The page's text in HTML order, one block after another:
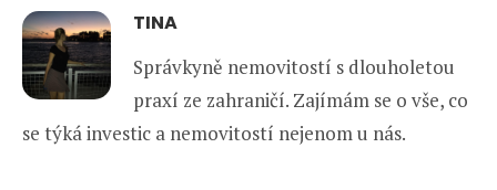
TINA
Správkyně nemovitostí s dlouholetou
praxí ze zahraničí. Zajímám se o vše, co
se týká investic a nemovitostí nejenom u nás.